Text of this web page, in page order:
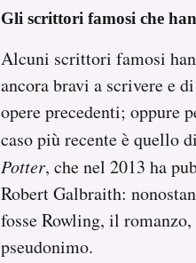
Gli scrittori famosi che
Alcuni scrittori famosi
ancora bravi a scrivere e
opere precedenti; oppure
caso più recente è quello
Potter, che nel 2013 ha
Robert Galbraith:
fosse Rowling, il
pseudonimo.